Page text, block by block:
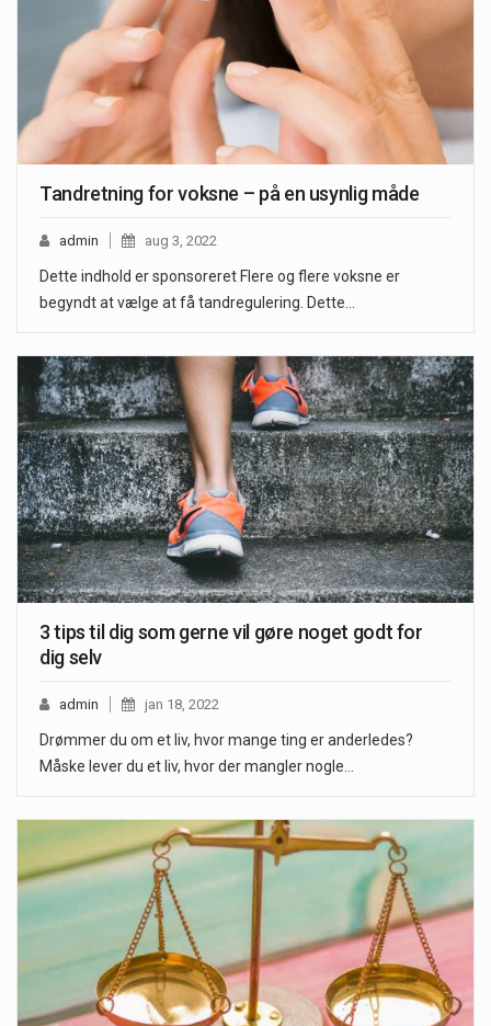
Tandretning for voksne – på en usynlig måde
admin aug 3, 2022
Dette indhold er sponsoreret Flere og flere voksne er
begyndt at vælge at få tandregulering. Dette…
3 tips til dig som gerne vil gøre noget godt for
dig selv
admin jan 18, 2022
Drømmer du om et liv, hvor mange ting er anderledes?
Måske lever du et liv, hvor der mangler nogle…